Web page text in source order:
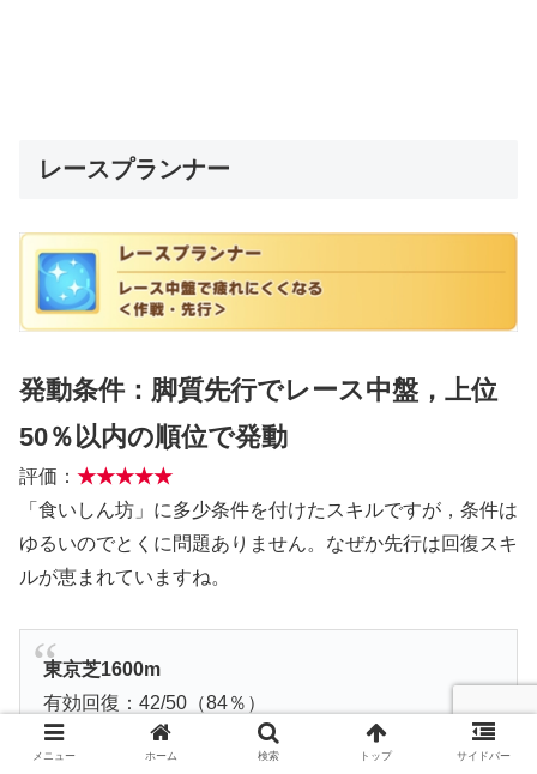
レースプランナー
発動条件：脚質先行でレース中盤，上位
50％以内の順位で発動
評価： ★★★★★
「食いしん坊」に多少条件を付けたスキルですが，条件は
ゆるいのでとくに問題ありません。なぜか先行は回復スキ
ルが恵まれていますね。
東京芝1600m
有効回復：42/50（84％）
非発動：8/50（16％）
メニュー ホーム 検索 トップ サイドバー